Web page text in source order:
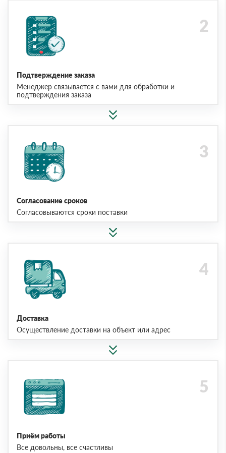
Подтверждение заказа
Менеджер связывается с вами для обработки и
подтверждения заказа
Согласование сроков
Согласовываются сроки поставки
Доставка
Осуществление доставки на объект или адрес
Приём работы
Все довольны, все счастливы